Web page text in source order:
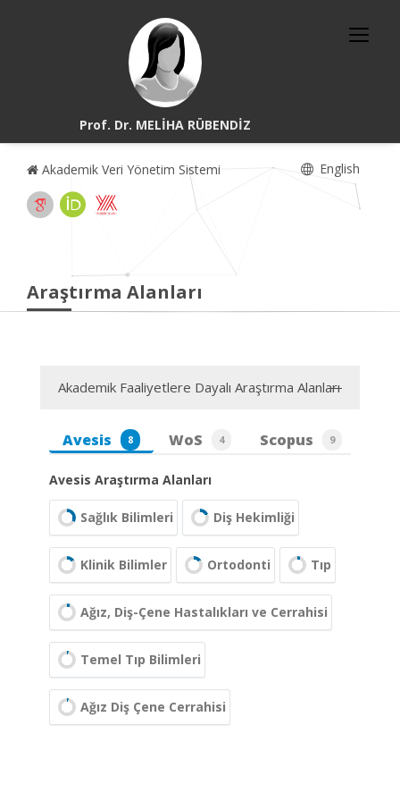
Prof. Dr. MELİHA RÜBENDİZ
Akademik Veri Yönetim Sistemi English
Araştırma Alanları
Akademik Faaliyetlere Dayalı Araştırma Alanları
Avesis 8 WoS 4 Scopus 9
Avesis Araştırma Alanları
Sağlık Bilimleri Diş Hekimliği
Klinik Bilimler Ortodonti Tıp
Ağız, Diş-Çene Hastalıkları ve Cerrahisi
Temel Tıp Bilimleri
Ağız Diş Çene Cerrahisi